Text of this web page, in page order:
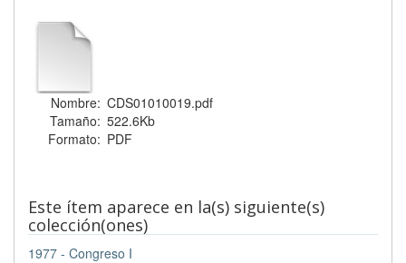
Nombre: CDS01010019.pdf
Tamaño: 522.6Kb
Formato: PDF
Este ítem aparece en la(s) siguiente(s)
colección(ones)
1977 - Congreso I